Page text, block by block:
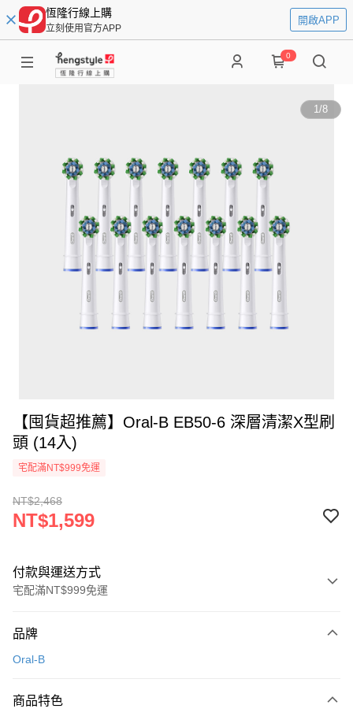
恆隆行線上購
立刻使用官方APP
開啟APP
0
1/8
【囤貨超推薦】Oral-B EB50-6 深層清潔X型刷
頭 (14入)
宅配滿NT$999免運
NT$2,468
NT$1,599
付款與運送方式
宅配滿NT$999免運
信用卡一次付款
3 期 0 利率 每期
品牌
Oral-B
商品特色